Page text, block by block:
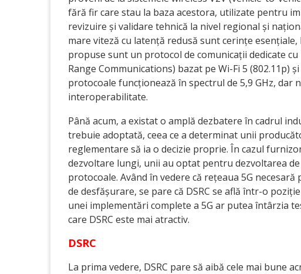
fără fir care stau la baza acestora, utilizate pentru
revizuire și validare tehnică la nivel regional și
mare viteză cu latență redusă sunt cerințe
propuse sunt un protocol de comunicații dedicate
Range Communications) bazat pe Wi-Fi 5 (802.11p)
protocoale funcționează în spectrul de 5,9 GHz,
interoperabilitate.
Până acum, a existat o amplă dezbatere în cadrul
trebuie adoptată, ceea ce a determinat unii
reglementare să ia o decizie proprie. În cazul
dezvoltare lungi, unii au optat pentru dezvoltarea
protocoale. Având în vedere că rețeaua 5G
de desfășurare, se pare că DSRC se află într-o
unei implementări complete a 5G ar putea întârzia
care DSRC este mai atractiv.
DSRC
La prima vedere, DSRC pare să aibă cele mai bune